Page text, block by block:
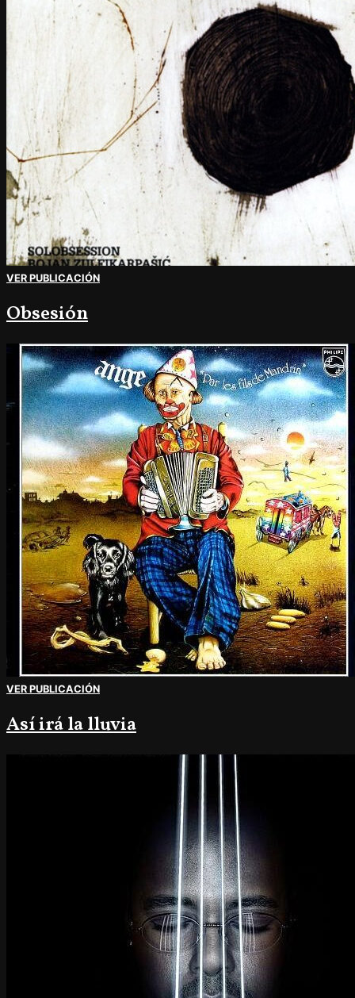
VER PUBLICACIÓN
Obsesión
VER PUBLICACIÓN
Así irá la lluvia